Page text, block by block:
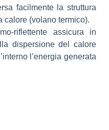
facilmente la struttura
calore (volano termico).
riflettente assicura in
dispersione del calore
l’energia generata